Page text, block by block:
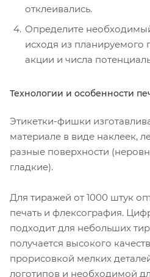
отклеивались.
Определите
исходя из планируемого
акции и числа
Технологии и особенности
Этикетки-фишки
материале в виде наклеек,
разные поверхности
гладкие).
Для тиражей от 1000 штук
печать и флексография.
подходит для небольших
получается высокого
прорисовкой мелких
логотипов и необходимой